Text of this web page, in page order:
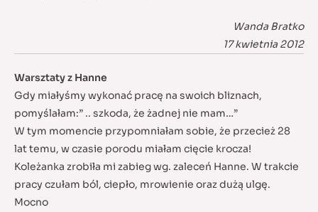
Wanda Bratko
17 kwietnia 2012
Warsztaty z Hanne
Gdy miałyśmy wykonać pracę na swoich bliznach,
pomyślałam:” .. szkoda, że żadnej nie mam…”
W tym momencie przypomniałam sobie, że przecież 28
lat temu, w czasie porodu miałam cięcie krocza!
Koleżanka zrobiła mi zabieg wg. zaleceń Hanne. W trakcie
pracy czułam ból, ciepło, mrowienie oraz dużą ulgę.
Mocno